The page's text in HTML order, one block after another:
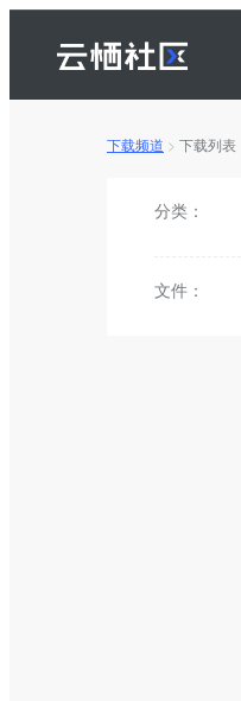
下载频道 > 下载列表
分类：
文件：